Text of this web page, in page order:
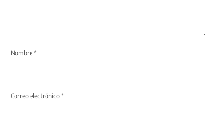
Nombre*
Correo electrónico*